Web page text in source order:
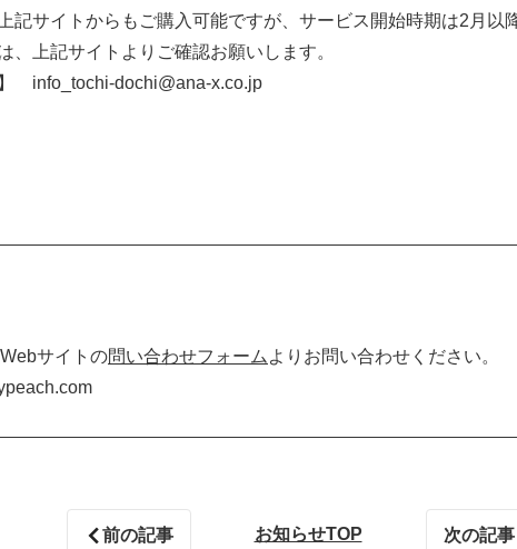
能ですが、サービス開始時期は2月以降を予
ご確認お願いします。
info_tochi-dochi@ana-x.co.jp
サイトの問い合わせフォーム よりお問い合わせください。
前の記事 お知らせTOP 次の記事